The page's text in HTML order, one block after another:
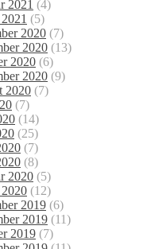
2021 (4)
(5)
2020 (7)
2020 (13)
2020 (6)
2020 (9)
2020 (7)
(7)
(14)
(25)
(7)
(8)
2020 (5)
2020 (12)
2019 (6)
2019 (11)
2019 (7)